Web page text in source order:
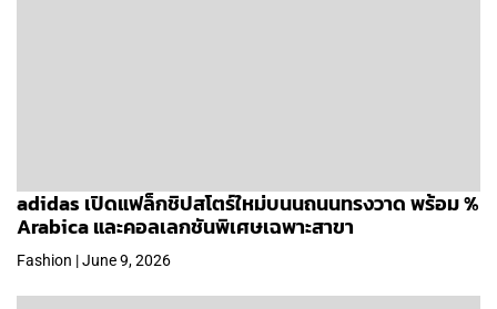
adidas เปิดแฟล็กชิปสโตร์ใหม่บนนถนนทรงวาด พร้อม %
Arabica และคอลเลกชันพิเศษเฉพาะสาขา
Fashion | June 9, 2026